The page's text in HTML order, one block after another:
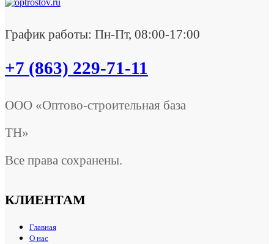
График работы: Пн-Пт, 08:00-17:00
+7 (863) 229-71-11
ООО «Оптово-строительная база
ТН»
Все права сохранены.
КЛИЕНТАМ
Главная
О нас